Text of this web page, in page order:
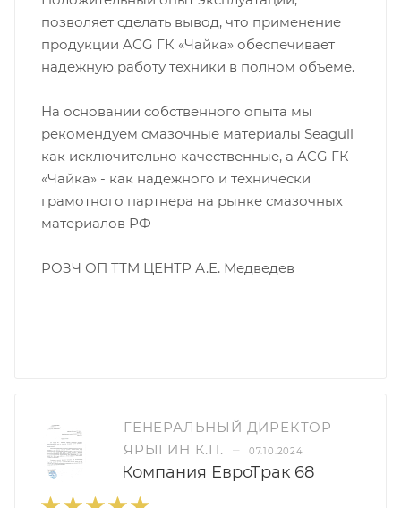
позволяет сделать вывод, что применение
продукции ACG ГК «Чайка» обеспечивает
надежную работу техники в полном объеме.
На основании собственного опыта мы
рекомендуем смазочные материалы Seagull
как исключительно качественные, a ACG ГК
«Чайка» - как надежного и технически
грамотного партнера на рынке смазочных
материалов РФ
РОЗЧ ОП ТТМ ЦЕНТР А.Е. Медведев
ГЕНЕРАЛЬНЫЙ ДИРЕКТОР
ЯРЫГИН К.П.
– 07.10.2024
Компания ЕвроТрак 68